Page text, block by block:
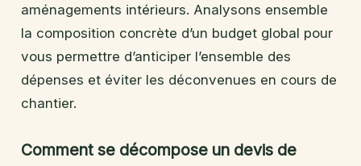
aménagements intérieurs. Analysons ensemble
la composition concrète d’un budget global pour
vous permettre d’anticiper l’ensemble des
dépenses et éviter les déconvenues en cours de
chantier.
Comment se décompose un devis de